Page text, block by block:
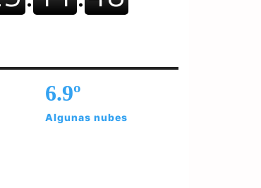
6.9º
Algunas nubes